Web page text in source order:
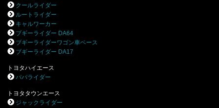
クールライダー
ルートライダー
キャルワーカー
ブギーライダー DA64
ブギーライダーワゴン車ベース
ブギーライダー DA17
トヨタハイエース
パパライダー
トヨタタウンエース
ジャックライダー